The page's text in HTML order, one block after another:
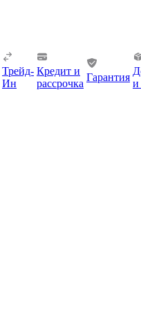
Трейд-
Ин
Кредит и
рассрочка
Гарантия
и